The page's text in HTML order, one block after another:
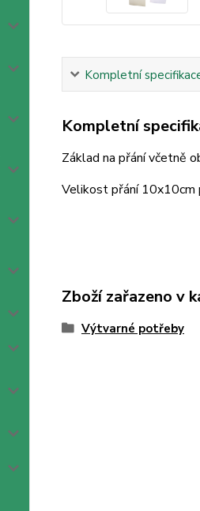
Kompletní
Kompletní
Základ na přání včetně
Velikost přání 10x10cm
Zboží zařazeno v
Výtvarné potřeby